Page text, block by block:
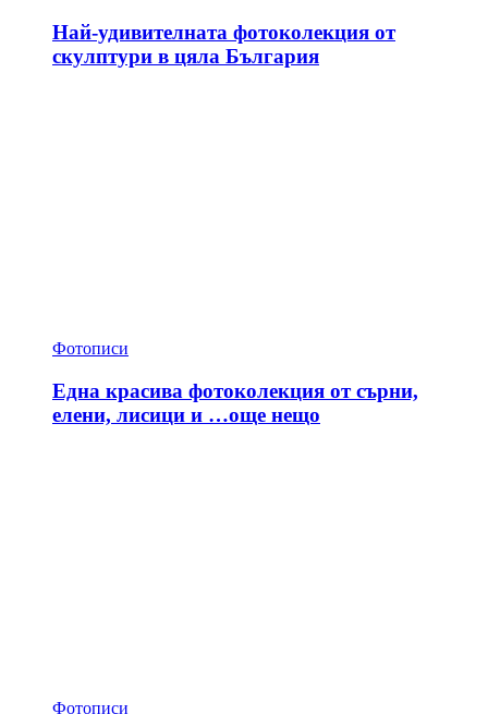
Най-удивителната фотоколекция от
скулптури в цяла България
Фотописи
Една красива фотоколекция от сърни,
елени, лисици и …още нещо
Фотописи